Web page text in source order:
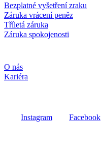
Bezplatné vyšetření zraku
Záruka vrácení peněz
Tříletá záruka
Záruka spokojenosti
O nás
Kariéra
Instagram Facebook